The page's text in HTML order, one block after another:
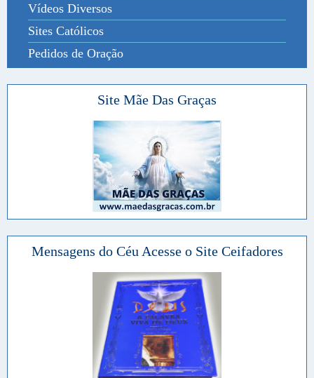
Vídeos Diversos
Sites Católicos
Pedidos de Oração
Site Mãe Das Graças
Mensagens do Céu Acesse o Site Ceifadores